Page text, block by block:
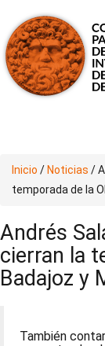
Inicio / Noticias /
temporada de la
Andrés
cierran la
Badajoz y
También